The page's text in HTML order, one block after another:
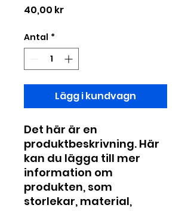
40,00 krPris
Antal *
Lägg i kundvagn
Det här är en
produktbeskrivning. Här
kan du lägga till mer
information om
produkten, som
storlekar, material,